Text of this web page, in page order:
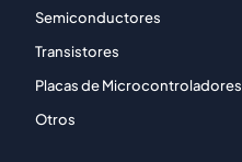
Semiconductores
Transistores
Placas de Microcontroladores
Otros